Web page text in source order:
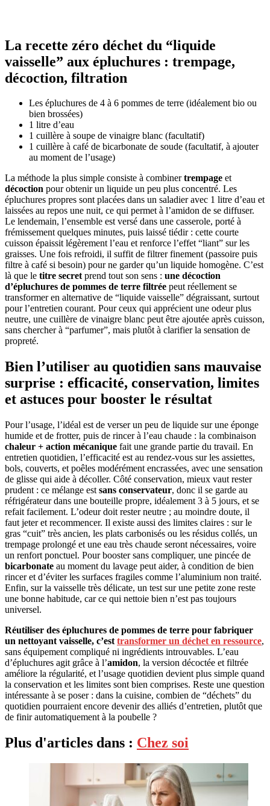
La recette zéro déchet du “liquide
vaisselle” aux épluchures : trempage,
décoction, filtration
Les épluchures de 4 à 6 pommes de terre (idéalement bio ou
bien brossées)
1 litre d’eau
1 cuillère à soupe de vinaigre blanc (facultatif)
1 cuillère à café de bicarbonate de soude (facultatif, à ajouter
au moment de l’usage)
La méthode la plus simple consiste à combinertrempage et
décoction pour obtenir un liquide un peu plus concentré. Les
épluchures propres sont placées dans un saladier avec 1 litre d’eau et
laissées au repos une nuit, ce qui permet à l’amidon de se diffuser.
Le lendemain, l’ensemble est versé dans une casserole, porté à
frémissement quelques minutes, puis laissé tiédir : cette courte
cuisson épaissit légèrement l’eau et renforce l’effet “liant” sur les
graisses. Une fois refroidi, il suffit de filtrer finement (passoire puis
filtre à café si besoin) pour ne garder qu’un liquide homogène. C’est
là que le titre secretprend tout son sens : une décoction
d’épluchures de pommes de terre filtrée peut réellement se
transformer en alternative de “liquide vaisselle” dégraissant, surtout
pour l’entretien courant. Pour ceux qui apprécient une odeur plus
neutre, une cuillère de vinaigre blanc peut être ajoutée après cuisson,
sans chercher à “parfumer”, mais plutôt à clarifier la sensation de
propreté.
Bien l’utiliser au quotidien sans mauvaise
surprise : efficacité, conservation, limites
et astuces pour booster le résultat
Pour l’usage, l’idéal est de verser un peu de liquide sur une éponge
humide et de frotter, puis de rincer à l’eau chaude : la combinaison
chaleur + action mécanique fait une grande partie du travail. En
entretien quotidien, l’efficacité est au rendez-vous sur les assiettes,
bols, couverts, et poêles modérément encrassées, avec une sensation
de glisse qui aide à décoller. Côté conservation, mieux vaut rester
prudent : ce mélange est sans conservateur, donc il se garde au
réfrigérateur dans une bouteille propre, idéalement 3 à 5 jours, et se
refait facilement. L’odeur doit rester neutre ; au moindre doute, il
faut jeter et recommencer. Il existe aussi des limites claires : sur le
gras “cuit” très ancien, les plats carbonisés ou les résidus collés, un
trempage prolongé et une eau très chaude seront nécessaires, voire
un renfort ponctuel. Pour booster sans compliquer, une pincée de
bicarbonate au moment du lavage peut aider, à condition de bien
rincer et d’éviter les surfaces fragiles comme l’aluminium non traité.
Enfin, sur la vaisselle très délicate, un test sur une petite zone reste
une bonne habitude, car ce qui nettoie bien n’est pas toujours
universel.
Réutiliser des épluchures de pommes de terre pour fabriquer
un nettoyant vaisselle, c’est transformer un déchet en ressource,
sans équipement compliqué ni ingrédients introuvables. L’eau
d’épluchures agit grâce à l’amidon, la version décoctée et filtrée
améliore la régularité, et l’usage quotidien devient plus simple quand
la conservation et les limites sont bien comprises. Reste une question
intéressante à se poser : dans la cuisine, combien de “déchets” du
quotidien pourraient encore devenir des alliés d’entretien, plutôt que
de finir automatiquement à la poubelle ?
Plus d'articles dans : Chez soi